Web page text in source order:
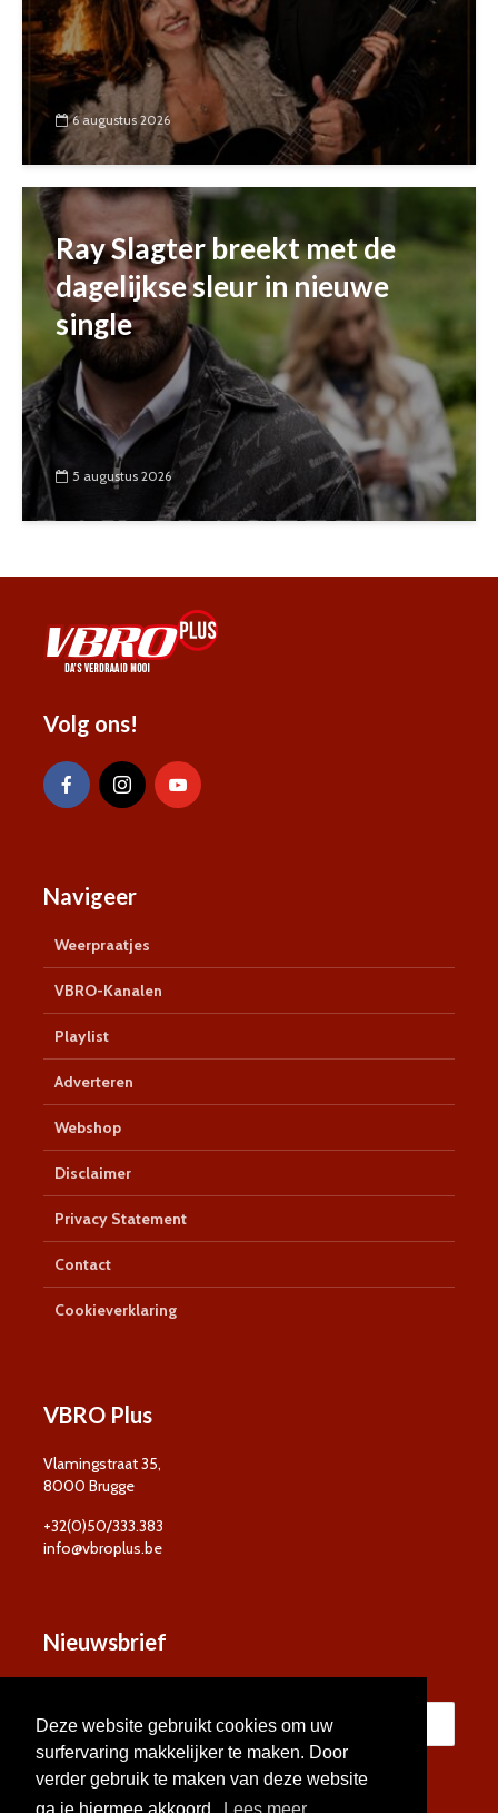
Deze website gebruikt cookies om uw
surfervaring makkelijker te maken. Door
verder gebruik te maken van deze website
6 augustus 2026
Ray Slagter breekt met de
dagelijkse sleur in nieuwe
single
5 augustus 2026
Volg ons!
Navigeer
Weerpraatjes
VBRO-Kanalen
Playlist
Adverteren
Webshop
Disclaimer
Privacy Statement
Contact
Cookieverklaring
VBRO Plus
Vlamingstraat 35,
8000 Brugge
+32(0)50/333.383
info@vbroplus.be
Nieuwsbrief